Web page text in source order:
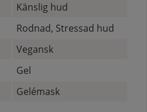
Känslig hud
Rodnad, Stressad hud
Vegansk
Gel
Gelémask